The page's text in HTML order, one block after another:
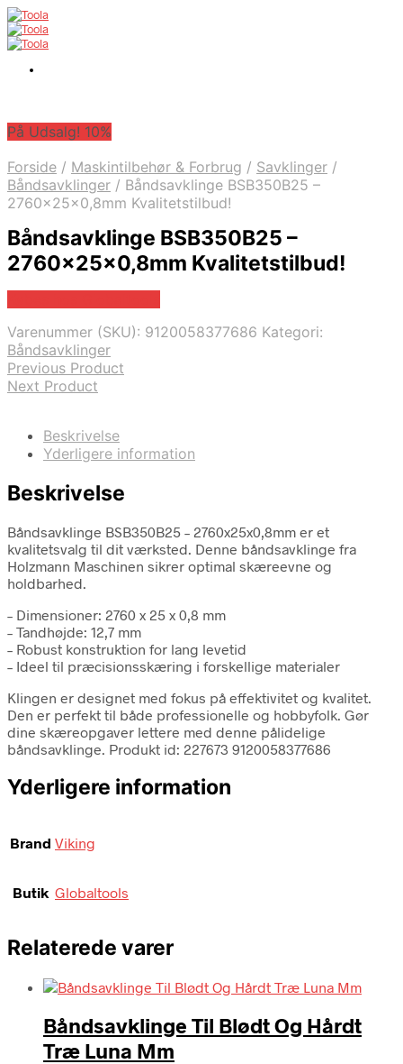
På Udsalg! 10%
Forside / Maskintilbehør & Forbrug / Savklinger /
Båndsavklinger / Båndsavklinge BSB350B25 –
2760x25x0,8mm Kvalitetstilbud!
Båndsavklinge BSB350B25 –
2760x25x0,8mm Kvalitetstilbud!
Varenummer (SKU): 9120058377686 Kategori:
Båndsavklinger
Previous Product
Next Product
Beskrivelse
Yderligere information
Beskrivelse
Båndsavklinge BSB350B25 – 2760x25x0,8mm er et
kvalitetsvalg til dit værksted. Denne båndsavklinge fra
Holzmann Maschinen sikrer optimal skæreevne og
holdbarhed.
– Dimensioner: 2760 x 25 x 0,8 mm
– Tandhøjde: 12,7 mm
– Robust konstruktion for lang levetid
– Ideel til præcisionsskæring i forskellige materialer
Klingen er designet med fokus på effektivitet og kvalitet.
Den er perfekt til både professionelle og hobbyfolk. Gør
dine skæreopgaver lettere med denne pålidelige
båndsavklinge. Produkt id: 227673 9120058377686
Yderligere information
Brand Viking
Butik Globaltools
Relaterede varer
Båndsavklinge Til Blødt Og Hårdt
Træ Luna Mm